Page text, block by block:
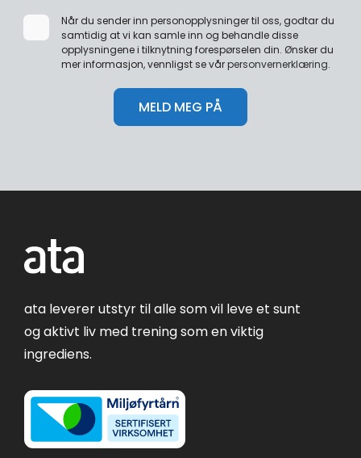
Når du sender inn personopplysninger til oss, godtar du
samtidig at vi kan samle inn og behandle disse
opplysningene i tilknytning forespørselen din. Ønsker du
mer informasjon, vennligst se vårpersonvernerklæring.
ata leverer utstyr til alle som vil leve et sunt
og aktivt liv med trening som en viktig
ingrediens.